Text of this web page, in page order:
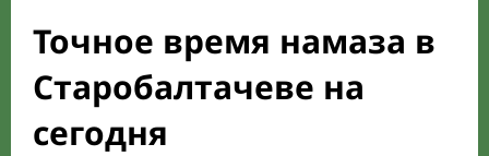
Мечети и молельные комнаты
Направление киблы
Точное время намаза в
Старобалтачеве на
сегодня